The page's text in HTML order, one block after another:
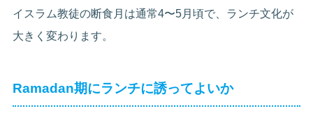
イスラム教徒の断食月は通常4〜5月頃で、ランチ文化が
大きく変わります。
Ramadan期にランチに誘ってよいか